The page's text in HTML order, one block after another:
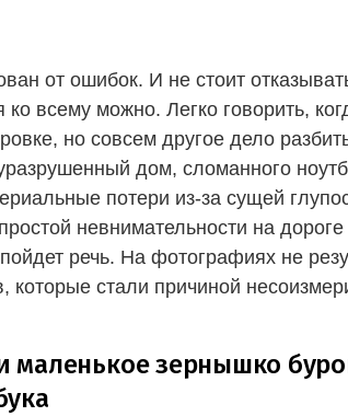
от ошибок. И не стоит
ко всему можно. Легко говорить,
но совсем другое дело
дом, сломанного
потери из-за сущей
невнимательности на
речь. На фотографиях не
которые стали причиной
маленькое зернышко